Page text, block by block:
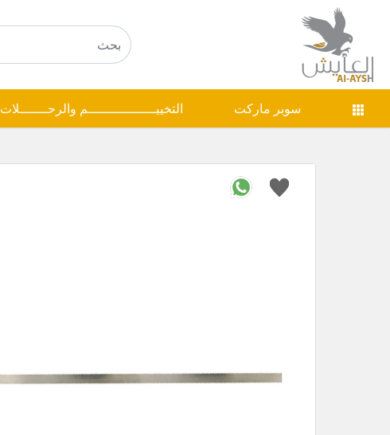
سوبر ماركت التخييـــــــــــــــــم والرحـــــــلات